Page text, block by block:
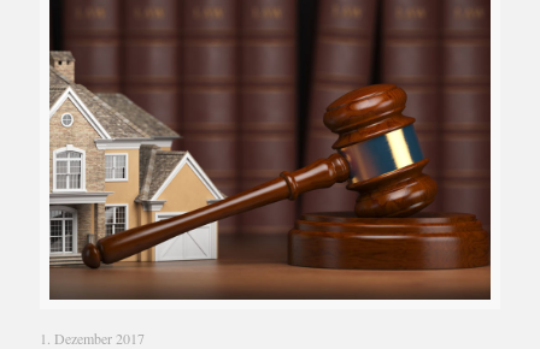
1. Dezember 2017